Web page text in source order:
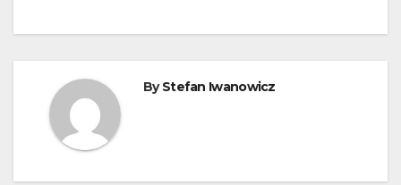
ByStefan Iwanowicz